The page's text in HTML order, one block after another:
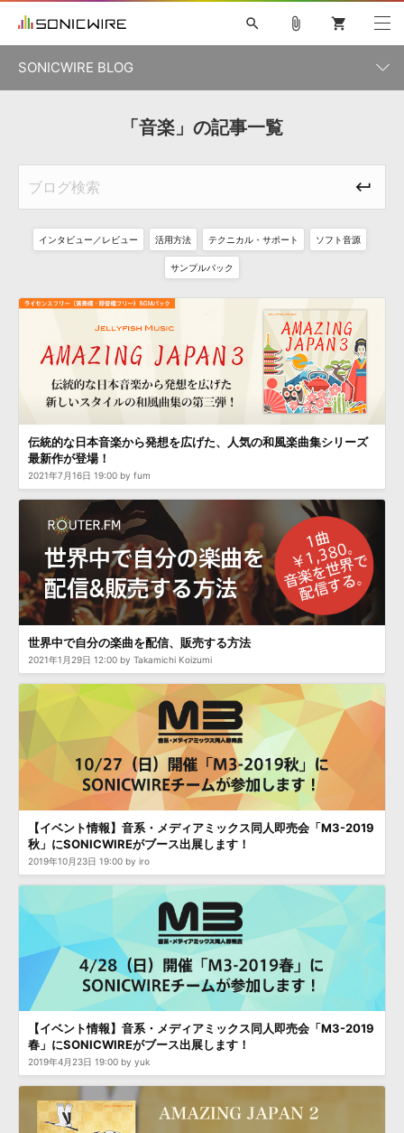
プラグイン・エフェクト »
サンプルパック »
ソフトウェア／ツール »
DAW »
効果音 »
BGM »
キャンペーン »
特集 »
ニュースレター »
SONICWIREブログ »
FAQ »
お問い合わせ »
音楽カード製作サービス
楽曲配信流通サービス
無償のサウンド
次世代型ボーカル・エディタ
映像のBGM・ セリフを音声分離
SLS 音素材の制作・ライセンス提供
search
初音ミク V4X 鏡音リン・レン V4X
巡音ルカ V4X
SYLENTH1
VOCALOID VIENNA
ライセンスフリーBGM
TOONTRACK
DUBSTEP
ELECTRONICA EDM TRANCE ROUTER.FM
プラグイン・エフェクト
DAW 効果音 BGM
attach_file shopping_cart
SONICWIRE BLOG
記事一覧
「音楽」の記事一覧
インタビュー／レビュー 活用方法 テクニカル・サポート ソフト音源
サンプルパック
伝統的な日本音楽から発想を広げた、人気の和風楽曲集シリーズ
最新作が登場！
2021年7月16日 19:00 by fum
世界中で自分の楽曲を配信、販売する方法
2021年1月29日 12:00 by Takamichi Koizumi
【イベント情報】音系・メディアミックス同人即売会「M3-2019
秋」にSONICWIREがブース出展します！
2019年10月23日 19:00 by iro
【イベント情報】音系・メディアミックス同人即売会「M3-2019
春」にSONICWIREがブース出展します！
2019年4月23日 19:00 by yuk